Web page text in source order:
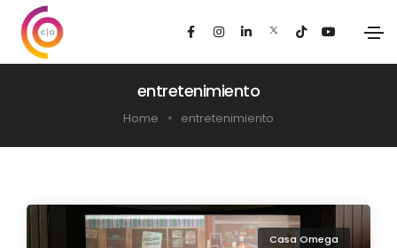
entretenimiento
Home entretenimiento
Casa Omega